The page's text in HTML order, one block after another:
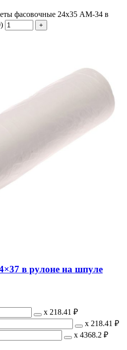
фасовочные 24x35 АМ-34 в
в рулоне на шпуле
х 218.41 ₽
х 218.41 ₽
х 4368.2 ₽